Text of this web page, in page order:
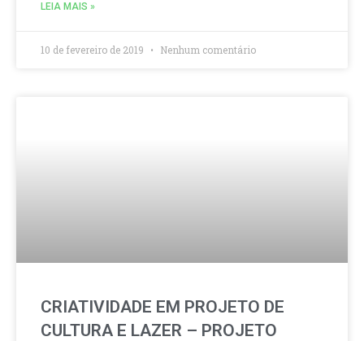
LEIA MAIS »
10 de fevereiro de 2019 Nenhum comentário
CRIATIVIDADE EM PROJETO DE
CULTURA E LAZER – PROJETO